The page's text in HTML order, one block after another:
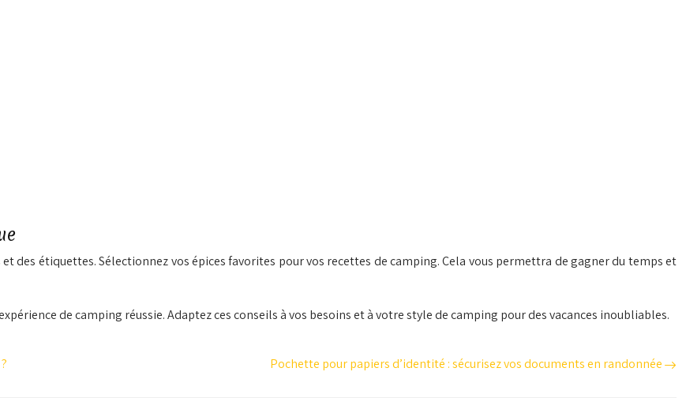
des étiquettes. Sélectionnez vos épices favorites pour vos recettes de camping. Cela vous permettra de gagner du temps et
de camping réussie. Adaptez ces conseils à vos besoins et à votre style de camping pour des vacances inoubliables.
Pochette pour papiers d’identité : sécurisez vos documents en randonnée